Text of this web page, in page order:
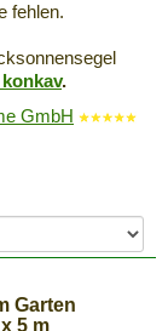
fehlen.
.
GmbH
Garten
5 m